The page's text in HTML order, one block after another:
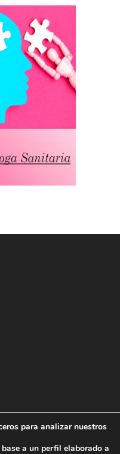
para analizar nuestros
a un perfil elaborado a